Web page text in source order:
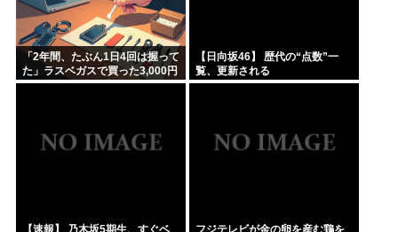
「2年間、たぶん1日4回は握って
た」ラスベガスで買った3,000円
のキーホルダーを調べたら
【日向坂46】 歴代の“点数”一
覧、更新される
【速報】 乃木坂5期生、すぐベ フジテレビが金の卵を産む鶏を